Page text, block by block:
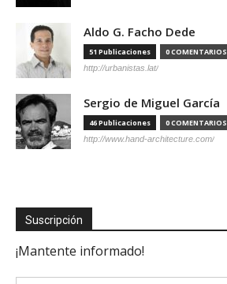
Aldo G. Facho Dede
51 Publicaciones 0 COMENTARIOS
http://urbanistas.lat/
Sergio de Miguel García
46 Publicaciones 0 COMENTARIOS
http://www.hand-architecture.com/
Suscripción